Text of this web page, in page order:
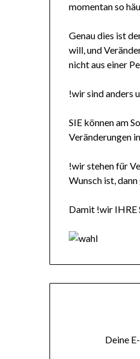
momentan so
Genau dies ist
will, und
nicht aus einer
!wir sind anders
SIE können am
Veränderungen
!wir stehen für
Wunsch ist, dann
Damit !wir IHRE
Deine